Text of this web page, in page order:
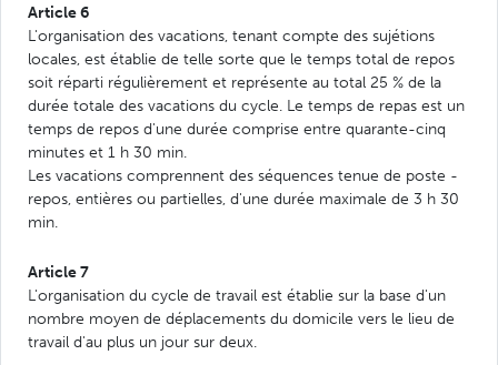
Article 6
L'organisation des vacations, tenant compte des sujétions
locales, est établie de telle sorte que le temps total de repos
soit réparti régulièrement et représente au total 25 % de la
durée totale des vacations du cycle. Le temps de repas est un
temps de repos d'une durée comprise entre quarante-cinq
minutes et 1 h 30 min.
Les vacations comprennent des séquences tenue de poste -
repos, entières ou partielles, d'une durée maximale de 3 h 30
min.
Article 7
L'organisation du cycle de travail est établie sur la base d'un
nombre moyen de déplacements du domicile vers le lieu de
travail d'au plus un jour sur deux.